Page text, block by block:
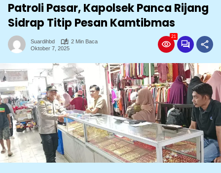
Patroli Pasar, Kapolsek Panca Rijang
Sidrap Titip Pesan Kamtibmas
Suardihbd
2 Min Baca
Oktober 7, 2025
21